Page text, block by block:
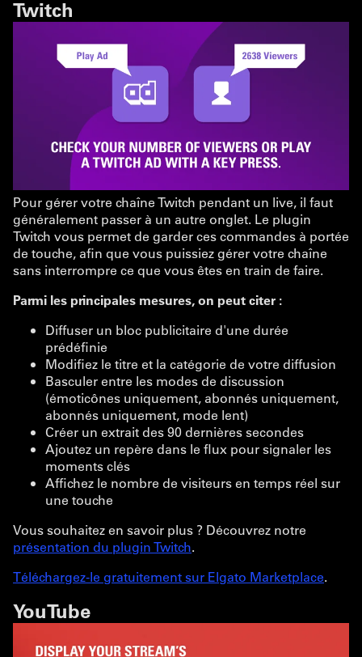
Twitch
Pour gérer votre chaîne Twitch pendant un live, il faut
généralement passer à un autre onglet. Le plugin
Twitch vous permet de garder ces commandes à portée
de touche, afin que vous puissiez gérer votre chaîne
sans interrompre ce que vous êtes en train de faire.
Parmi les principales mesures, on peut citer :
Diffuser un bloc publicitaire d'une durée
prédéfinie
Modifiez le titre et la catégorie de votre diffusion
Basculer entre les modes de discussion
(émoticônes uniquement, abonnés uniquement,
abonnés uniquement, mode lent)
Créer un extrait des 90 dernières secondes
Ajoutez un repère dans le flux pour signaler les
moments clés
Affichez le nombre de visiteurs en temps réel sur
une touche
Vous souhaitez en savoir plus ? Découvrez notre
présentation du plugin Twitch.
Téléchargez-le gratuitement sur Elgato Marketplace.
YouTube